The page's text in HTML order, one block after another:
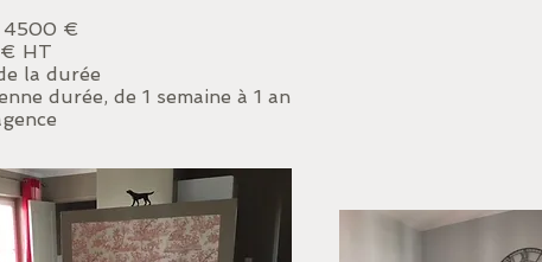
00 €
€ HT
la durée
durée, de 1 semaine à 1 an